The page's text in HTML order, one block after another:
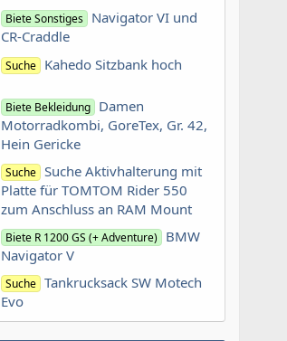
Biete Sonstiges Navigator VI und
CR-Craddle
Suche Kahedo Sitzbank hoch
Biete Bekleidung Damen
Motorradkombi, GoreTex, Gr. 42,
Hein Gericke
Suche Suche Aktivhalterung mit
Platte für TOMTOM Rider 550
zum Anschluss an RAM Mount
Biete R 1200 GS (+ Adventure) BMW
Navigator V
Suche Tankrucksack SW Motech
Evo